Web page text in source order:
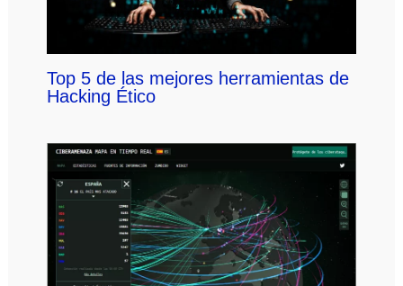
Top 5 de las mejores herramientas de
Hacking Ético